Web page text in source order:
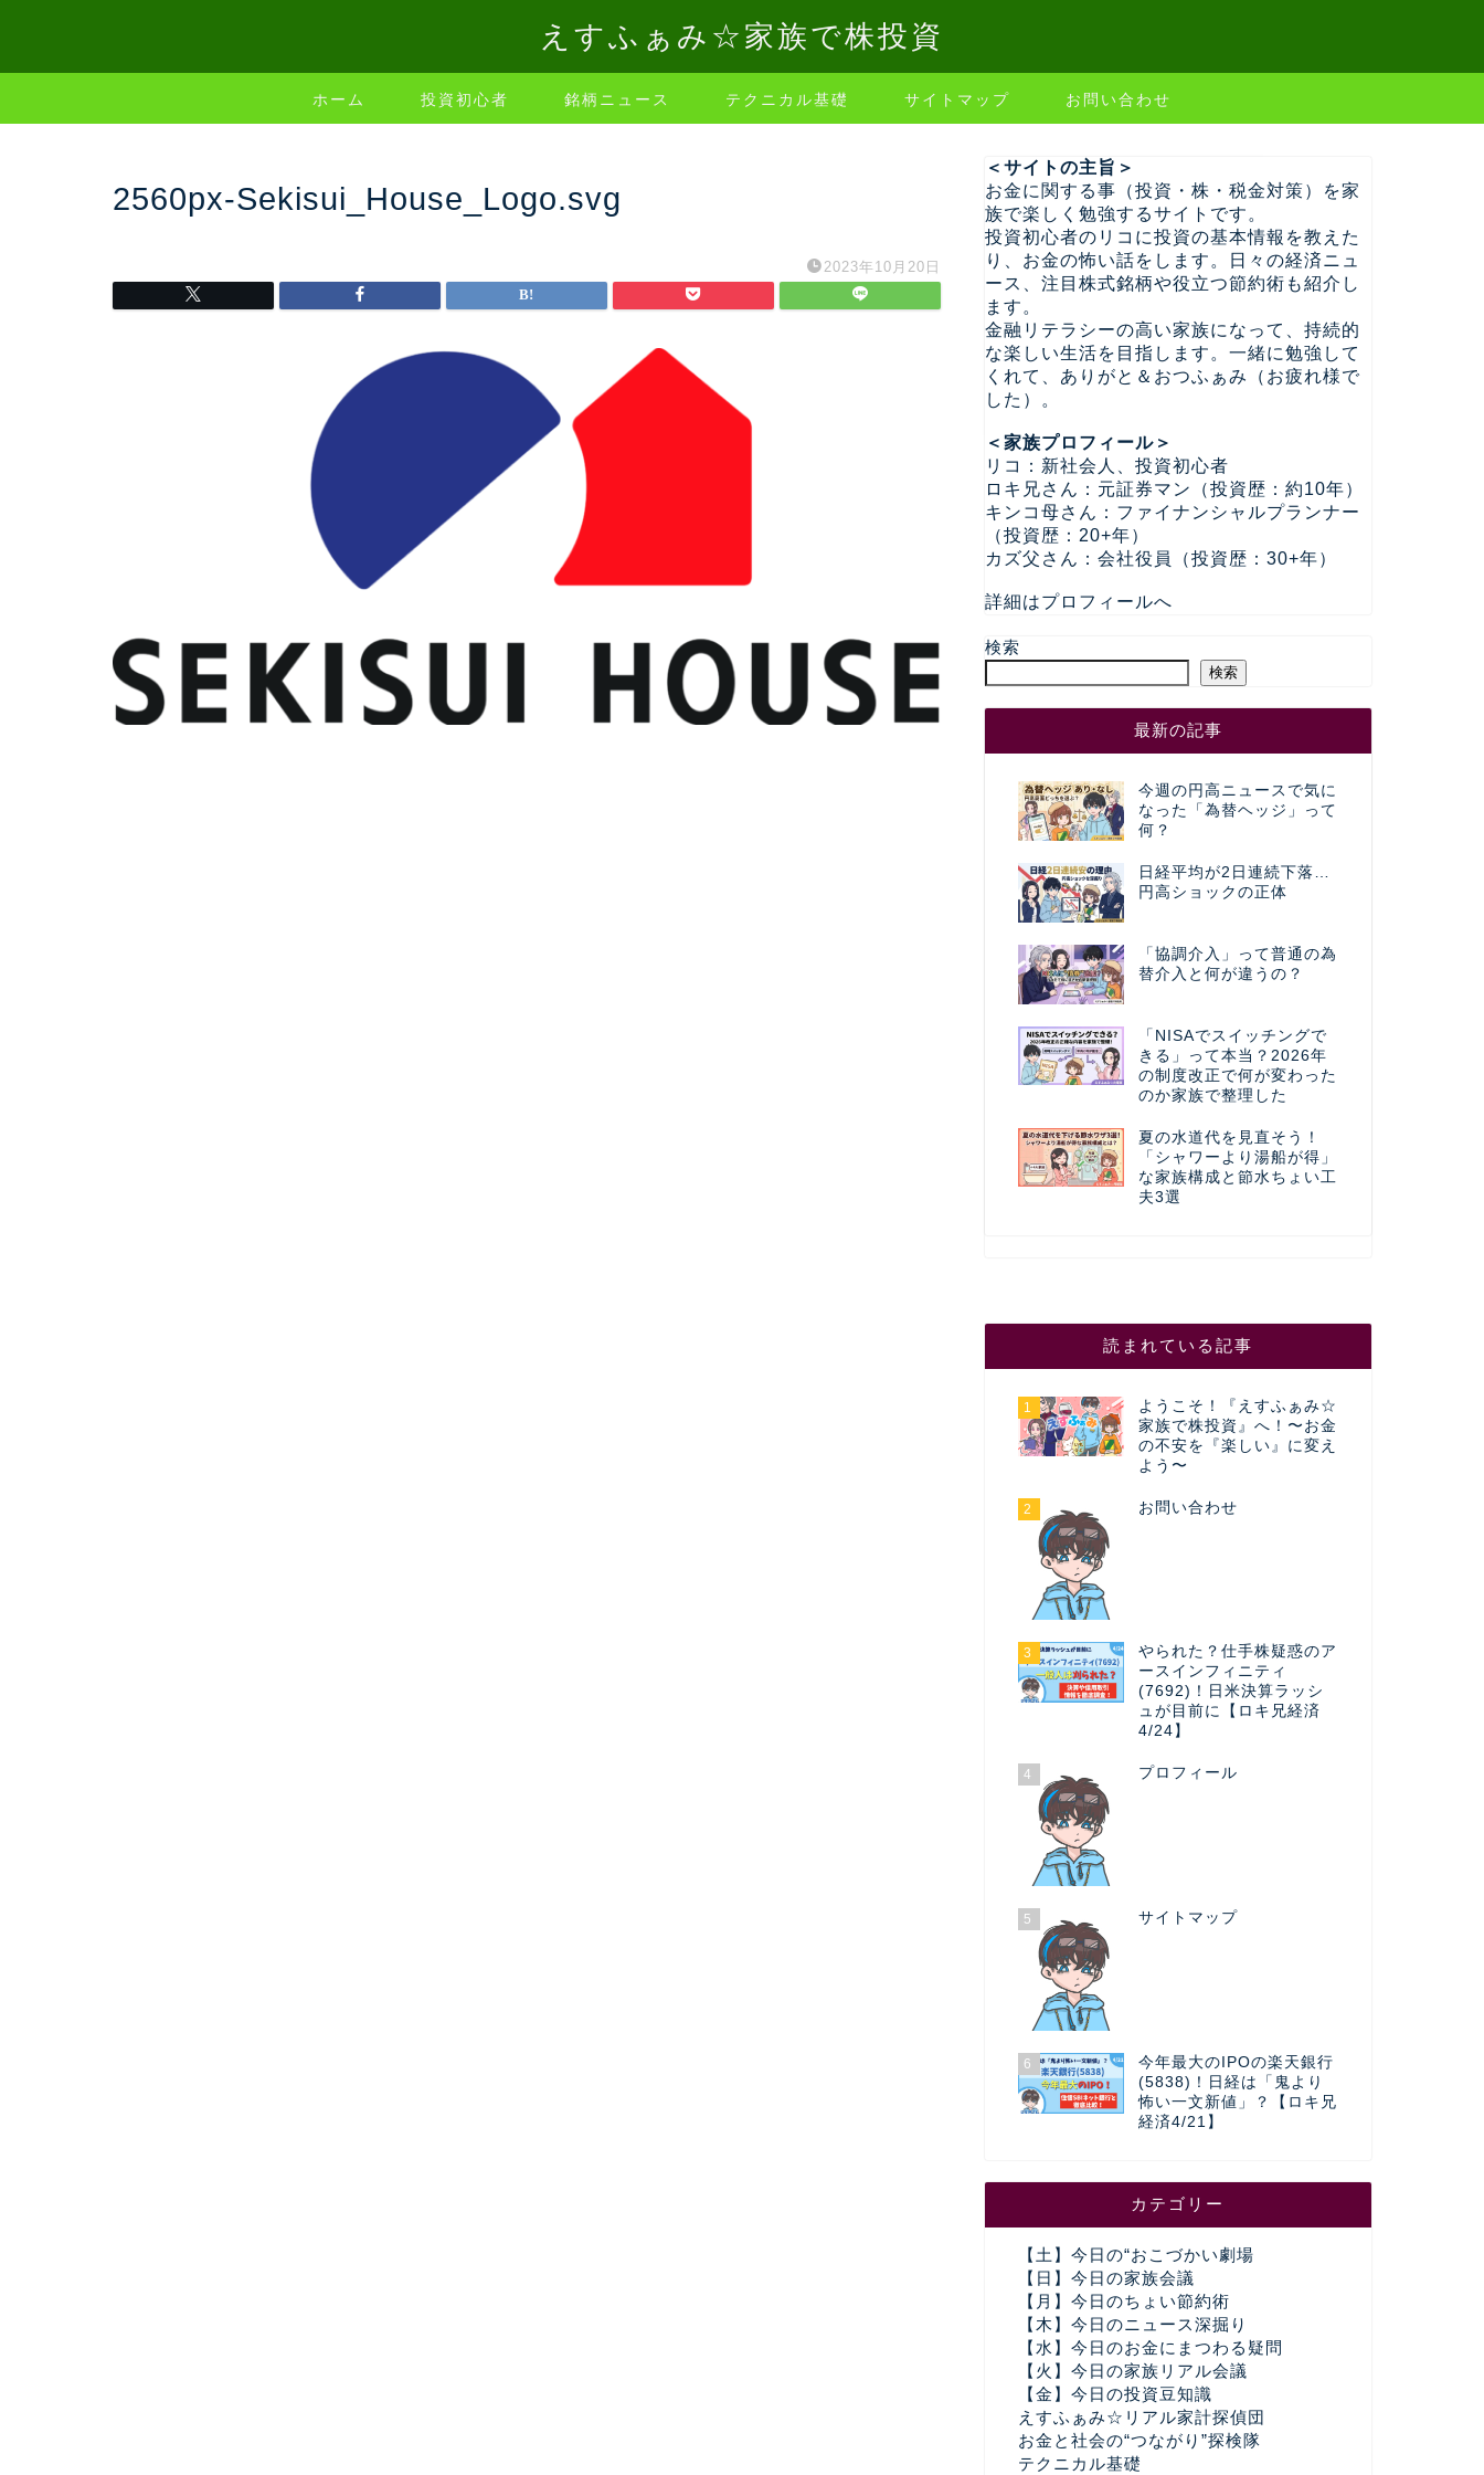
えすふぁみ☆家族で株投資
ホーム 投資初心者 銘柄ニュース テクニカル基礎 サイトマップ お問い合わせ
2560px-Sekisui_House_Logo.svg
2023年10月20日
＜サイトの主旨＞
お金に関する事（投資・株・税金対策）を家
族で楽しく勉強するサイトです。
投資初心者のリコに投資の基本情報を教えた
り、お金の怖い話をします。日々の経済ニュ
ース、注目株式銘柄や役立つ節約術も紹介し
ます。
金融リテラシーの高い家族になって、持続的
な楽しい生活を目指します。一緒に勉強して
くれて、ありがと＆おつふぁみ（お疲れ様で
した）。
＜家族プロフィール＞
リコ：新社会人、投資初心者
ロキ兄さん：元証券マン（投資歴：約10年）
キンコ母さん：ファイナンシャルプランナー
（投資歴：20+年）
カズ父さん：会社役員（投資歴：30+年）
詳細はプロフィールへ
検索
検索
最新の記事
今週の円高ニュースで気に
なった「為替ヘッジ」って
何？
日経平均が2日連続下落…
円高ショックの正体
「協調介入」って普通の為
替介入と何が違うの？
「NISAでスイッチングで
きる」って本当？2026年
の制度改正で何が変わった
のか家族で整理した
夏の水道代を見直そう！
「シャワーより湯船が得」
な家族構成と節水ちょい工
夫3選
読まれている記事
1
ようこそ！『えすふぁみ☆
家族で株投資』へ！〜お金
の不安を『楽しい』に変え
よう〜
2 お問い合わせ
3
やられた？仕手株疑惑のア
ースインフィニティ
(7692)！日米決算ラッシ
ュが目前に【ロキ兄経済
4/24】
4 プロフィール
5 サイトマップ
6
今年最大のIPOの楽天銀行
(5838)！日経は「鬼より
怖い一文新値」？【ロキ兄
経済4/21】
カテゴリー
【土】今日の“おこづかい劇場
【日】今日の家族会議
【月】今日のちょい節約術
【木】今日のニュース深掘り
【水】今日のお金にまつわる疑問
【火】今日の家族リアル会議
【金】今日の投資豆知識
えすふぁみ☆リアル家計探偵団
お金と社会の“つながり”探検隊
テクニカル基礎